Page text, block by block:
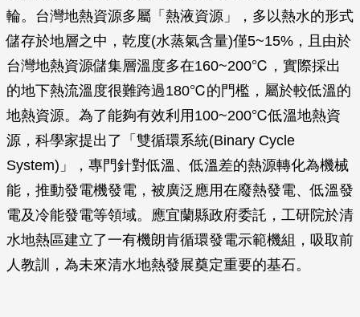
輪。台灣地熱資源多屬「熱液資源」，多以熱水的形式
儲存於地層之中，乾度(水蒸氣含量)僅5~15%，且由於
台灣地熱資源儲集層溫度多在160~200℃，實際採出
的地下熱流溫度很難跨過180℃的門檻，屬於較低溫的
地熱資源。為了能夠有效利用100~200℃低溫地熱資
源，科學家提出了「雙循環系統(Binary Cycle
System)」，專門針對低溫、低溫差的熱源轉化為機械
能，推動發電機發電，被廣泛應用在廢熱發電、低溫發
電及冷能發電等領域。應宜蘭縣政府委託，工研院於清
水地熱區建立了一有機朗肯循環發電示範機組，吸取前
人教訓，為未來清水地熱發展奠定重要的基石。